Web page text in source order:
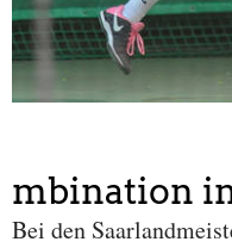
mbination
Bei den